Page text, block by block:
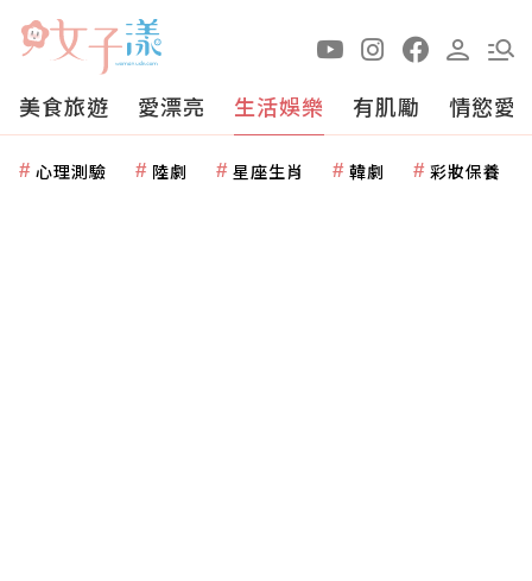
美食旅遊 愛漂亮 生活娛樂 有肌勵 情慾愛
心理測驗 陸劇 星座生肖 韓劇 彩妝保養